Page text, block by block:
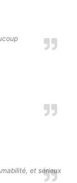
et sérieux